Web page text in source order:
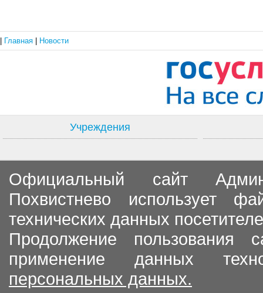
Главная Новости
Учреждения
Официальный сайт
Похвистнево использует
технических данных
Продолжение пользования
применение данных
персональных данных.